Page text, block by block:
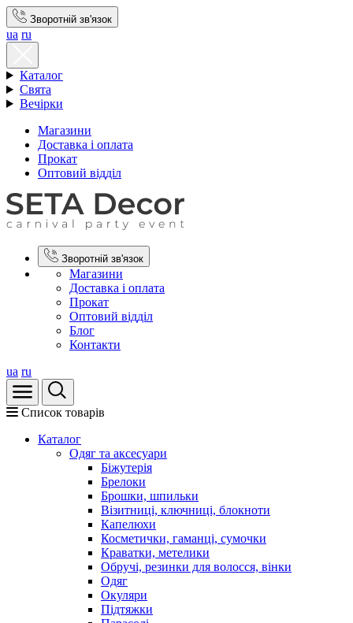
Зворотній зв'язок
ua ru
Каталог
Свята
Вечірки
Магазини
Доставка і оплата
Прокат
Оптовий відділ
Зворотній зв'язок
Магазини
Доставка і оплата
Прокат
Оптовий відділ
Блог
Контакти
ua ru
Список товарів
Каталог
Oдяг та аксесуари
Біжутерія
Брелоки
Брошки, шпильки
Візитниці, ключниці, блокноти
Капелюхи
Косметички, гаманці, сумочки
Краватки, метелики
Обручі, резинки для волосся, вінки
Одяг
Окуляри
Підтяжки